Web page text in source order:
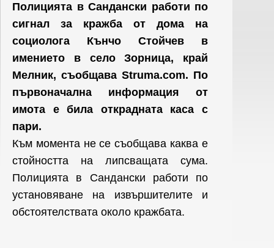
Полицията в Сандански работи по
сигнал за кражба от дома на
социолога Кънчо Стойчев в
имението в село Зорница, край
Мелник, съобщава Struma.com. По
първоначална информация от
имота е била открадната каса с
пари.
Към момента не се съобщава каква е
стойността на липсващата сума.
Полицията в Сандански работи по
установяване на извършителите и
обстоятелствата около кражбата.